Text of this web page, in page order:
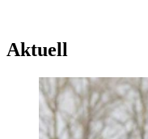
Aktuell